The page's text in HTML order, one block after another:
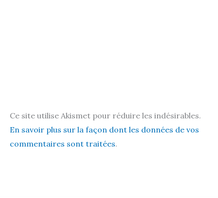
Ce site utilise Akismet pour réduire les indésirables.
En savoir plus sur la façon dont les données de vos
commentaires sont traitées.